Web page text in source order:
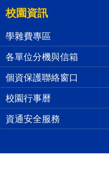
校園資訊
學雜費專區
各單位分機與信箱
個資保護聯絡窗口
校園行事曆
資通安全服務